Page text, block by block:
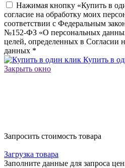
Нажимая кнопку «Купить в
согласие на обработку моих
соответствии с Федеральным
№152-ФЗ «О персональных
целей, определенных в Согласии
данных *
Купить в
Закрыть окно
Запросить стоимость товара
Загрузка товара
Заполните данные для запроса